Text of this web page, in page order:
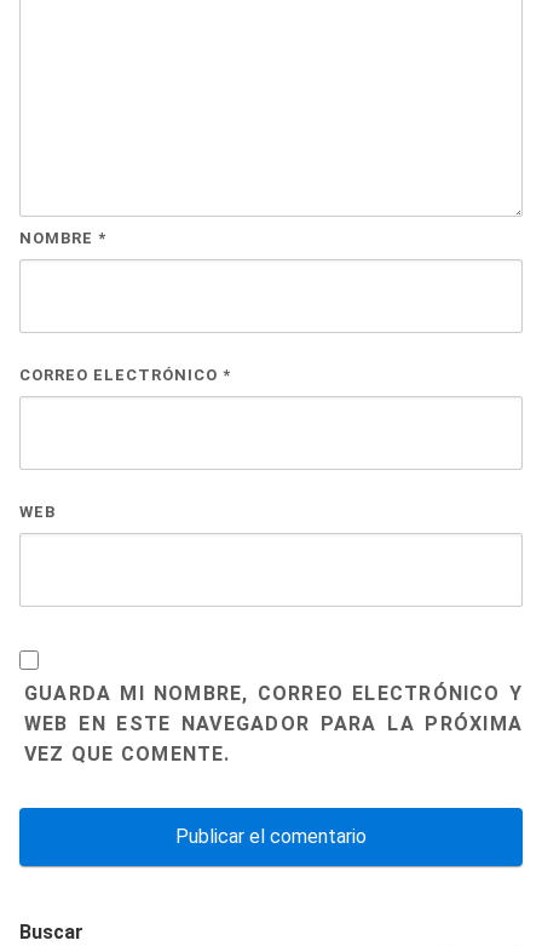
NOMBRE *
CORREO ELECTRÓNICO *
WEB
GUARDA MI NOMBRE, CORREO ELECTRÓNICO Y
WEB EN ESTE NAVEGADOR PARA LA PRÓXIMA
VEZ QUE COMENTE.
Buscar